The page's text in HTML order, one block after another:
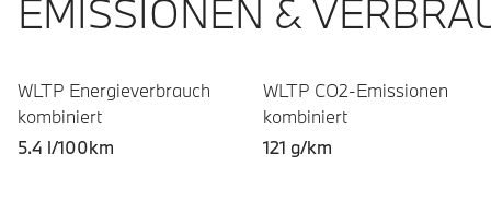
EMISSIONEN &
WLTP Energieverbrauch
kombiniert
5.4 l/100km
WLTP CO2-Emissionen
kombiniert
121 g/km